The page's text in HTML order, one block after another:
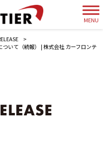
MENU
>
いて（続報） | 株式会社 カーフロンテ